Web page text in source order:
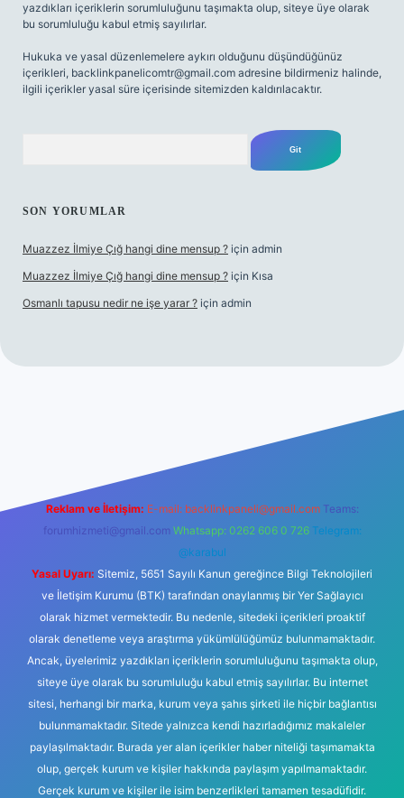
yazdıkları içeriklerin sorumluluğunu taşımakta olup, siteye üye olarak
bu sorumluluğu kabul etmiş sayılırlar.
Hukuka ve yasal düzenlemelere aykırı olduğunu düşündüğünüz
içerikleri, backlinkpanelicomtr@gmail.com adresine bildirmeniz halinde,
ilgili içerikler yasal süre içerisinde sitemizden kaldırılacaktır.
SON YORUMLAR
Muazzez İlmiye Çığ hangi dine mensup ? için admin
Muazzez İlmiye Çığ hangi dine mensup ? için Kısa
Osmanlı tapusu nedir ne işe yarar ? için admin
m elexbet
Reklam ve İletişim: E-mail: backlinkpaneli@gmail.com Teams:
forumhizmeti@gmail.com Whatsapp: 0262 606 0 726 Telegram:
@karabul
Yasal Uyarı: Sitemiz, 5651 Sayılı Kanun gereğince Bilgi Teknolojileri
ve İletişim Kurumu (BTK) tarafından onaylanmış bir Yer Sağlayıcı
olarak hizmet vermektedir. Bu nedenle, sitedeki içerikleri proaktif
olarak denetleme veya araştırma yükümlülüğümüz bulunmamaktadır.
Ancak, üyelerimiz yazdıkları içeriklerin sorumluluğunu taşımakta olup,
siteye üye olarak bu sorumluluğu kabul etmiş sayılırlar. Bu internet
sitesi, herhangi bir marka, kurum veya şahıs şirketi ile hiçbir bağlantısı
bulunmamaktadır. Sitede yalnızca kendi hazırladığımız makaleler
paylaşılmaktadır. Burada yer alan içerikler haber niteliği taşımamakta
olup, gerçek kurum ve kişiler hakkında paylaşım yapılmamaktadır.
Gerçek kurum ve kişiler ile isim benzerlikleri tamamen tesadüfidir.